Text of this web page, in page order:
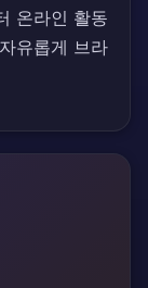
온라인 활동
유롭게 브라